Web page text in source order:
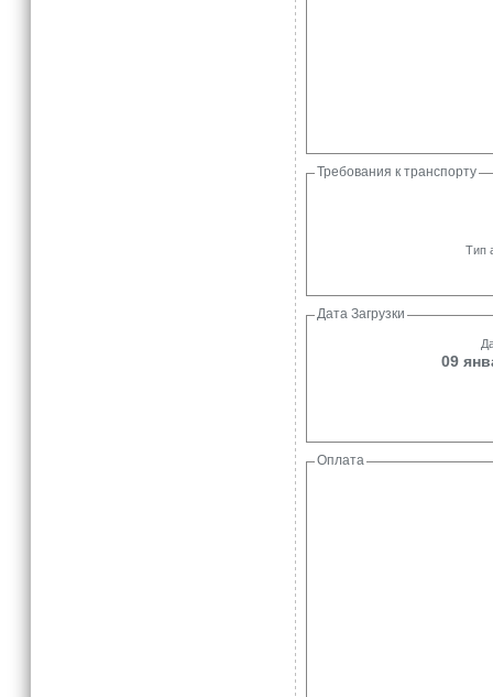
Требования к транспорту
Тип
Дата Загрузки
09
Оплата